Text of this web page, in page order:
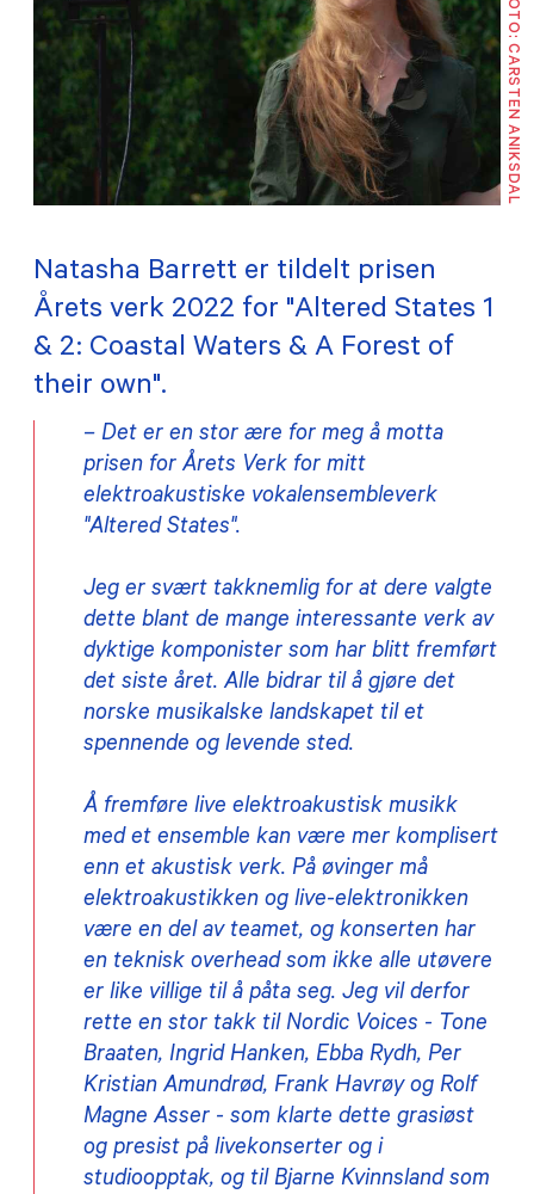
TILSKUDD
MEDLEMSKAP
PRAKTISK INFORMASJON FOTO: CARSTEN ANIKSDAL
Natasha Barrett er tildelt prisen
Årets verk 2022 for "Altered States 1
& 2: Coastal Waters & A Forest of
their own".
– Det er en stor ære for meg å motta
prisen for Årets Verk for mitt
elektroakustiske vokalensembleverk
"Altered States".
Jeg er svært takknemlig for at dere valgte
dette blant de mange interessante verk av
dyktige komponister som har blitt fremført
det siste året. Alle bidrar til å gjøre det
norske musikalske landskapet til et
spennende og levende sted.
Å fremføre live elektroakustisk musikk
med et ensemble kan være mer komplisert
enn et akustisk verk. På øvinger må
elektroakustikken og live-elektronikken
være en del av teamet, og konserten har
en teknisk overhead som ikke alle utøvere
er like villige til å påta seg. Jeg vil derfor
rette en stor takk til Nordic Voices - Tone
Braaten, Ingrid Hanken, Ebba Rydh, Per
Kristian Amundrød, Frank Havrøy og Rolf
Magne Asser - som klarte dette grasiøst
og presist på livekonserter og i
studioopptak, og til Bjarne Kvinnsland som